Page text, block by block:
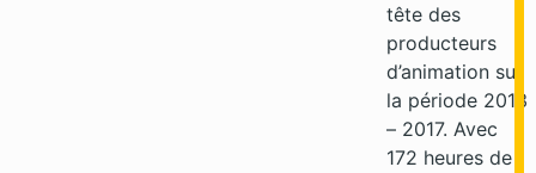
tête des
producteurs
d’animation sur
la période 2013
– 2017. Avec
172 heures de